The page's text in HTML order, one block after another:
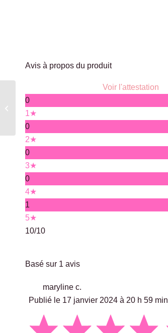
Avis à propos du produit
Voir l'attestation
0
1★
0
2★
0
3★
0
4★
1
5★
10/10
Basé sur 1 avis
maryline c.
Publié le 17 janvier 2024 à 20 h 59 min
Culotte grande taille
Paco Very Pink Louisa
Bracq